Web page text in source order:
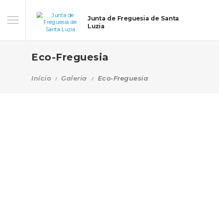
Junta de Freguesia de Santa
Luzia
Eco-Freguesia
Início Galeria Eco-Freguesia